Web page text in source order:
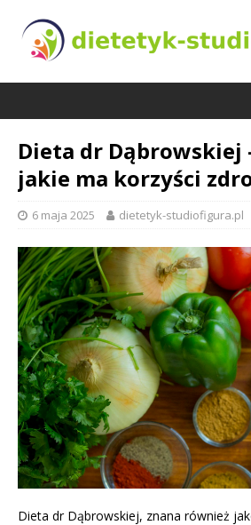
Dieta dr Dąbrowskiej
jakie ma korzyści
6 maja 2025 dietetyk-studiofigura.pl
Dieta dr Dąbrowskiej, znana również